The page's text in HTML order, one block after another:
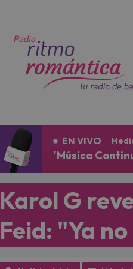
EN VIVO
'Música
Karol G
Feid: "Ya